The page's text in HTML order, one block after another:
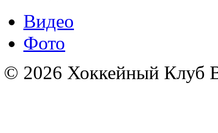
Видео
Фото
© 2026 Хоккейный Клуб